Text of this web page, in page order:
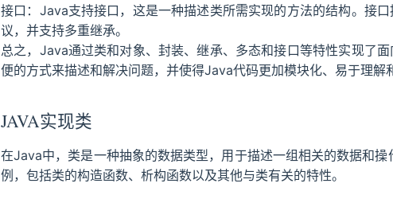
接口：Java支持接口，这是一种描述类所需实现的方法的结构。接
议，并支持多重继承。
总之，Java通过类和对象、封装、继承、多态和接口等特性实现了
便的方式来描述和解决问题，并使得Java代码更加模块化、易于理解
JAVA实现类
在Java中，类是一种抽象的数据类型，用于描述一组相关的数据和
例，包括类的构造函数、析构函数以及其他与类有关的特性。